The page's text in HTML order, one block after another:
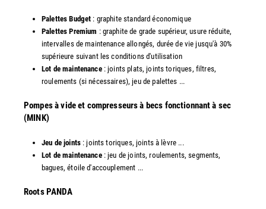
Palettes Budget : graphite standard économique
Palettes Premium : graphite de grade supérieur, usure réduite,
intervalles de maintenance allongés, durée de vie jusqu'à 30%
supérieure suivant les conditions d'utilisation
Lot de maintenance: joints plats, joints toriques, filtres,
roulements (si nécessaires), jeu de palettes ...
Pompes à vide et compresseurs à becs fonctionnant à sec
(MINK)
Jeu de joints: joints toriques, joints à lèvre ...
Lot de maintenance: jeu de joints, roulements, segments,
bagues, étoile d'accouplement ...
​Roots PANDA